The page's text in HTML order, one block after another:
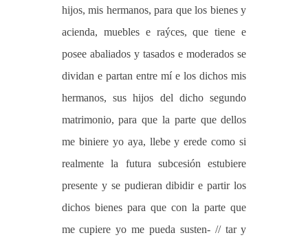
hijos, mis hermanos, para que los bienes y
acienda, muebles e raýces, que tiene e
posee abaliados y tasados e moderados se
dividan e partan entre mí e los dichos mis
hermanos, sus hijos del dicho segundo
matrimonio, para que la parte que dellos
me biniere yo aya, llebe y erede como si
realmente la futura subcesión estubiere
presente y se pudieran dibidir e partir los
dichos bienes para que con la parte que
me cupiere yo me pueda susten- // tar y